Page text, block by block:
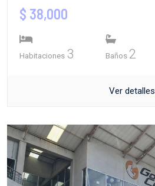
$ 38,000
Habitaciones 3 Baños 2
Ver detalles